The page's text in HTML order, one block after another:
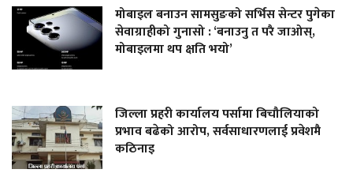
मोबाइल बनाउन सामसुङको सर्भिस सेन्टर पुगेका
सेवाग्राहीको गुनासो : ‘बनाउनु त परै जाओस्,
मोबाइलमा थप क्षति भयो’
जिल्ला प्रहरी कार्यालय पर्सामा बिचौलियाको
प्रभाव बढेको आरोप, सर्वसाधारणलाई प्रवेशमै
कठिनाइ